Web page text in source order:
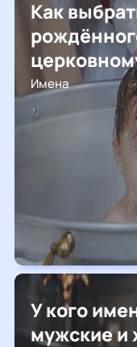
Как
Имена
У кого
мужские и